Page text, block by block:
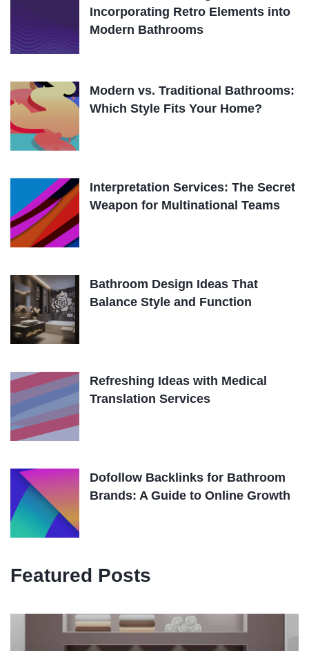
Incorporating Retro Elements into
Modern Bathrooms
Modern vs. Traditional Bathrooms:
Which Style Fits Your Home?
Interpretation Services: The Secret
Weapon for Multinational Teams
Bathroom Design Ideas That
Balance Style and Function
Refreshing Ideas with Medical
Translation Services
Dofollow Backlinks for Bathroom
Brands: A Guide to Online Growth
Featured Posts